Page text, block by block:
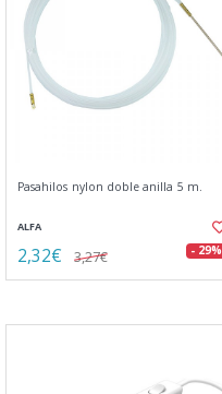
Pasahilos nylon doble anilla 5 m.
ALFA
2,32€ 3,27€ - 29%